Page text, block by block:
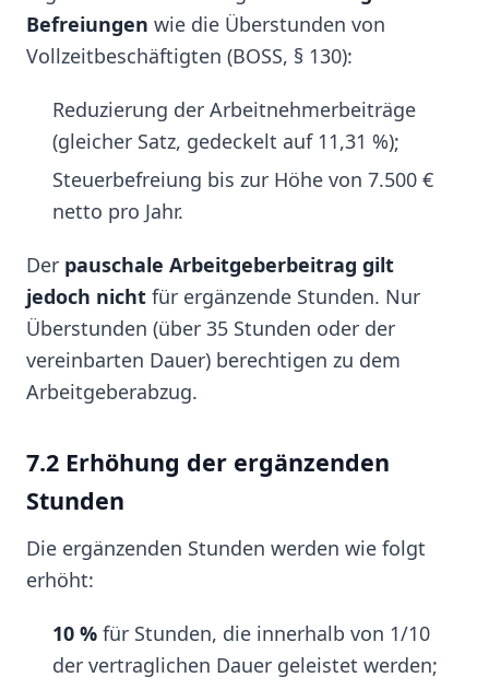
Befreiungen wie die Überstunden von
Vollzeitbeschäftigten (BOSS, § 130):
Reduzierung der Arbeitnehmerbeiträge
(gleicher Satz, gedeckelt auf 11,31 %);
Steuerbefreiung bis zur Höhe von 7.500 €
netto pro Jahr.
Der pauschale Arbeitgeberbeitrag gilt
jedoch nicht für ergänzende Stunden. Nur
Überstunden (über 35 Stunden oder der
vereinbarten Dauer) berechtigen zu dem
Arbeitgeberabzug.
7.2 Erhöhung der ergänzenden
Stunden
Die ergänzenden Stunden werden wie folgt
erhöht:
10 % für Stunden, die innerhalb von 1/10
der vertraglichen Dauer geleistet werden;